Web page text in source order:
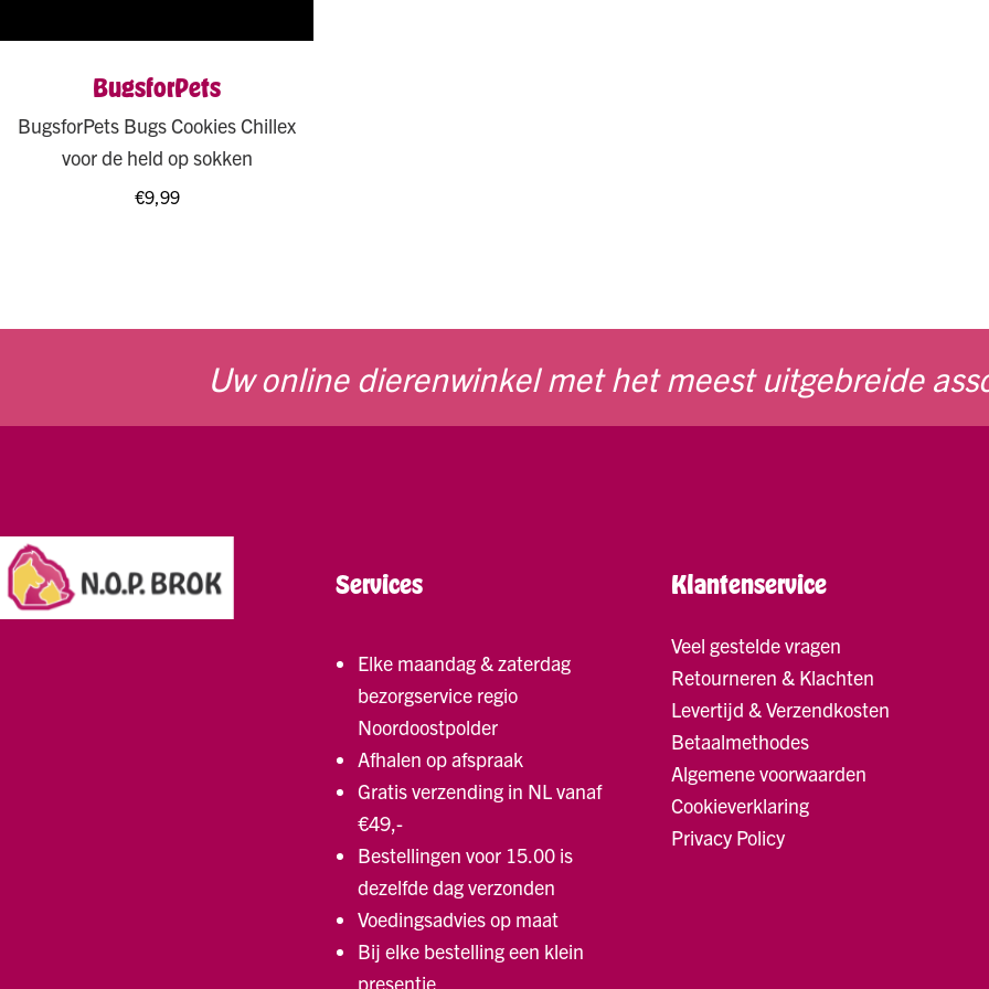
BugsforPets
BugsforPets Bugs Cookies Chillex
voor de held op sokken
€9,99
Uw online dierenwinkel met het meest uitgebreide
Services
Elke maandag & zaterdag
bezorgservice regio
Noordoostpolder
Afhalen op afspraak
Gratis verzending in NL vanaf
€49,-
Bestellingen voor 15.00 is
dezelfde dag verzonden
Voedingsadvies op maat
Bij elke bestelling een klein
presentje
Klantenservice
Veel gestelde vragen
Retourneren & Klachten
Levertijd & Verzendkosten
Betaalmethodes
Algemene voorwaarden
Cookieverklaring
Privacy Policy